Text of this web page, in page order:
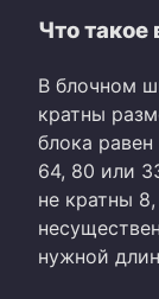
Что такое
В блочном
кратны
блока
64, 80 или
не кратны
нужной